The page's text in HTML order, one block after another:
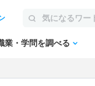
業・学問を調べる